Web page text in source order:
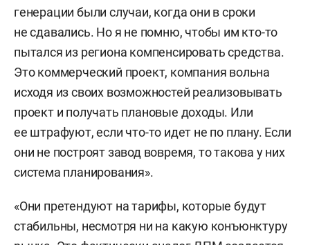
генерации были случаи, когда они в сроки
не сдавались. Но я не помню, чтобы им кто-то
пытался из региона компенсировать средства.
Это коммерческий проект, компания вольна
исходя из своих возможностей реализовывать
проект и получать плановые доходы. Или
ее штрафуют, если что-то идет не по плану. Если
они не построят завод вовремя, то такова у них
система планирования».
«Они претендуют на тарифы, которые будут
стабильны, несмотря ни на какую конъюнктуру